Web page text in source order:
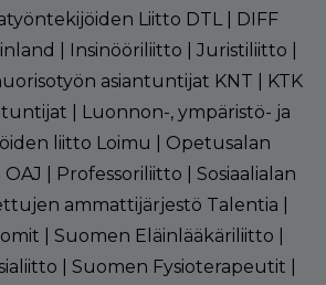
Liitto DTL | DIFF
| Insinööriliitto | Juristiliitto |
asiantuntijat KNT | KTK
| Luonnon-, ympäristö- ja
liitto Loimu | Opetusalan
| Professoriliitto | Sosiaalialan
ammattijärjestö Talentia |
| Suomen Eläinlääkäriliitto |
| Suomen Fysioterapeutit |